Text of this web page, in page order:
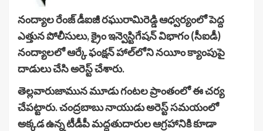
నంద్యాల రేంజ్ డీఐజీ రఘురామిరెడ్డి ఆధ్వర్యంలో పెద్ద
ఎత్తున పోలీసులు, క్రైం ఇన్వెస్టిగేషన్ విభాగం (సీఐడీ)
నంద్యాలలో ఆర్కే ఫంక్షన్ హాల్‌లోని నయీం క్యాంపుపై
దాడులు చేసి అరెస్ట్ చేశారు.
తెల్లవారుజామున మూడు గంటల ప్రాంతంలో ఈ చర్య
చేపట్టారు. చంద్రబాబు నాయుడు అరెస్ట్ సమయంలో
అక్కడ ఉన్న టీడీపీ మద్దతుదారుల ఆగ్రహానికి కూడా